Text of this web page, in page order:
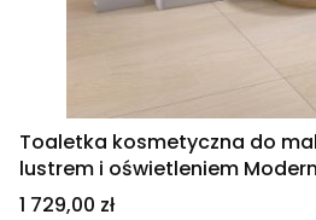
Toaletka kosmetyczna do
lustrem i oświetleniem Modern
Cena
1 729,00 zł